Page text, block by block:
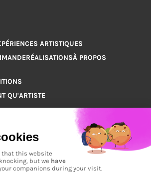
ARTISTIQUES
RÉALISATIONSÀ PROPOS
QU'ARTISTE